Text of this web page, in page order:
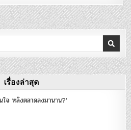
เรื่องล่าสุด
จ หลังตลาดลงมานาน?’